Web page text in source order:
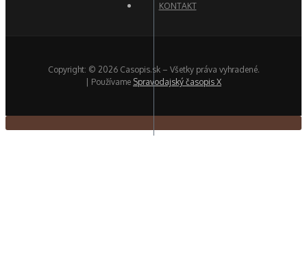
KONTAKT
Copyright: © 2026 Casopis.sk – Všetky práva vyhradené.
| Používame Spravodajský časopis X